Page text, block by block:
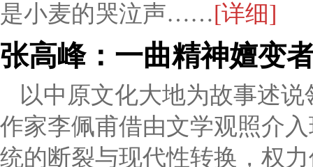
是小麦的哭泣声……[详细]
张高峰：一曲精神嬗变
以中原文化大地为故事述
作家李佩甫借由文学观照介
统的断裂与现代性转换，权